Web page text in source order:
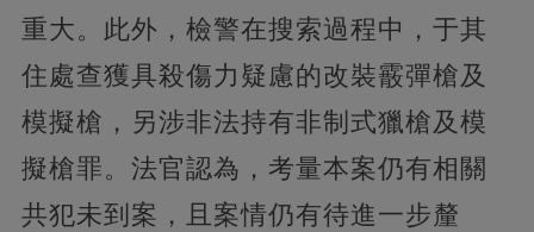
重大。此外，檢警在搜索過程中，于其
住處查獲具殺傷力疑慮的改裝霰彈槍及
模擬槍，另涉非法持有非制式獵槍及模
擬槍罪。法官認為，考量本案仍有相關
共犯未到案，且案情仍有待進一步釐